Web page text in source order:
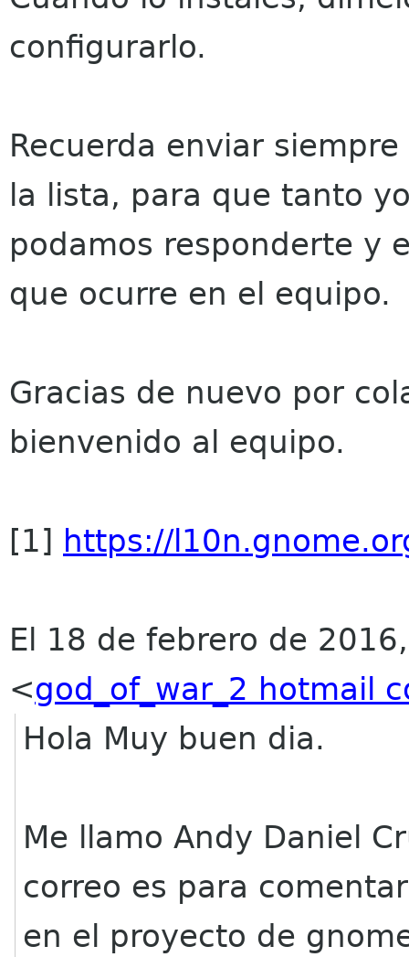
configurarlo.
Recuerda enviar
la lista, para que tanto
podamos responderte y
que ocurre en el equipo.
Gracias de nuevo por
bienvenido al equipo.
[1] https://
El 18 de febrero de
<god_of_war_2 hotmail
Hola Muy buen dia.
Me llamo Andy Daniel
correo es para
en el proyecto de